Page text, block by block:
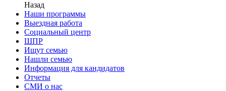
Назад
Наши программы
Выездная работа
Социальный центр
ШПР
Ищут семью
Нашли семью
Информация для кандидатов
Отчеты
СМИ о нас